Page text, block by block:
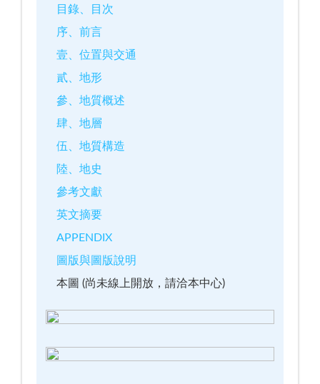
目錄、目次
序、前言
壹、位置與交通
貳、地形
參、地質概述
肆、地層
伍、地質構造
陸、地史
參考文獻
英文摘要
APPENDIX
圖版與圖版說明
本圖 (尚未線上開放，請洽本中心)